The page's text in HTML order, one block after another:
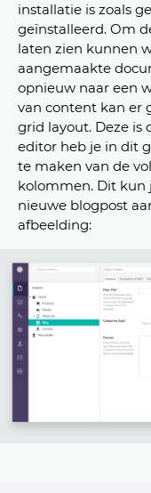
installatie is zoals
geïnstalleerd. Om
laten zien kunnen
aangemaakte
opnieuw naar een
van content kan er
grid layout. Deze is
editor heb je in dit
te maken van de
kolommen. Dit kun
nieuwe blogpost
afbeelding: